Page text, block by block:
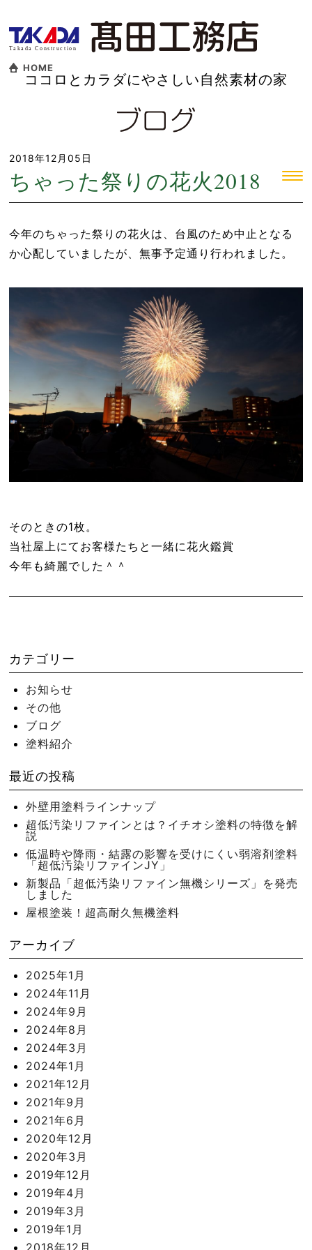
HOME
ココロとカラダにやさしい自然素材の家
2018年12月05日
ちゃった祭りの花火2018
今年のちゃった祭りの花火は、台風のため中止となる
か心配していましたが、無事予定通り行われました。
そのときの1枚。
当社屋上にてお客様たちと一緒に花火鑑賞
今年も綺麗でした＾＾
カテゴリー
お知らせ
その他
ブログ
塗料紹介
最近の投稿
外壁用塗料ラインナップ
超低汚染リファインとは？イチオシ塗料の特徴を解
説
低温時や降雨・結露の影響を受けにくい弱溶剤塗料
「超低汚染リファインJY」
新製品「超低汚染リファイン無機シリーズ」を発売
しました
屋根塗装！超高耐久無機塗料
アーカイブ
2025年1月
2024年11月
2024年9月
2024年8月
2024年3月
2024年1月
2021年12月
2021年9月
2021年6月
2020年12月
2020年3月
2019年12月
2019年4月
2019年3月
2019年1月
2018年12月